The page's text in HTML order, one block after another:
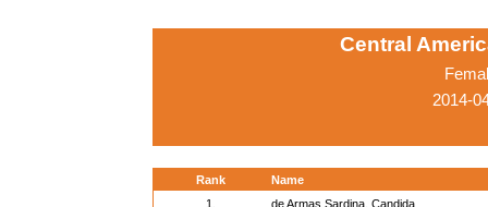
Central
2014-
Rank
Name
1.
de Armas Sardina, Candida